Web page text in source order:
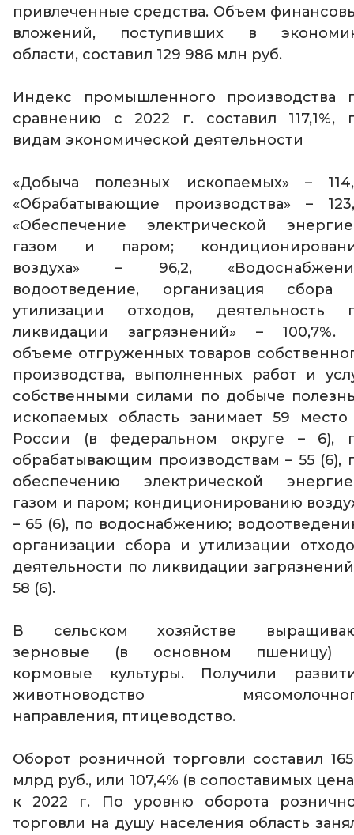
привлеченные средства. Объем
вложений, поступивших в
области, составил 129 986 млн руб.
Индекс промышленного производства
сравнению с 2022 г. составил 117,1%,
видам экономической деятельности
«Добыча полезных ископаемых» –
«Обрабатывающие производства» –
«Обеспечение электрической
газом и паром;
воздуха» – 96,2,
водоотведение, организация сбора
утилизации отходов, деятельность
ликвидации загрязнений» – 100,7%.
объеме отгруженных товаров
производства, выполненных работ и
собственными силами по добыче
ископаемых область занимает 59
России (в федеральном округе – 6),
обрабатывающим производствам – 55 (6),
обеспечению электрической
газом и паром; кондиционированию
– 65 (6), по водоснабжению;
организации сбора и утилизации
деятельности по ликвидации
58 (6).
В сельском хозяйстве
зерновые (в основном пшеницу)
кормовые культуры. Получили
животноводство
направления, птицеводство.
Оборот розничной торговли составил
млрд руб., или 107,4% (в сопоставимых
к 2022 г. По уровню оборота
торговли на душу населения область